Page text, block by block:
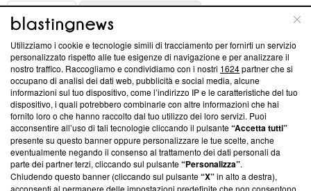
ABOUT
Questa sezione offre informazioni trasparenti su Blasting
News, sui nostri processi editoriali e su come ci impegniamo a
creare news di qualità. Inoltre, afferma la nostra aderenza a
‘Trust Project - News with Integrity’Blasting News non è
ancora membro del programma, ma ha richiesto di farne
parte; Trust Project non ha ancora effettuato una verifica di
conformità agli standard.
Su di noi
Utilizziamo i cookie e tecnologie simili di tracciamento per fornirti un servizio
personalizzato rispetto alle tue esigenze di navigazione e per analizzare il
nostro traffico. Raccogliamo e condividiamo con i nostri 1624partner che si
occupano di analisi dei dati web, pubblicità e social media, alcune
informazioni sul tuo dispositivo, come l’indirizzo IP e le caratteristiche del tuo
dispositivo, i quali potrebbero combinarle con altre informazioni che hai
fornito loro o che hanno raccolto dal tuo utilizzo dei loro servizi. Puoi
acconsentire all’uso di tali tecnologie cliccando il pulsante“Accetta tutti”
presente su questo banner oppure personalizzare le tue scelte, anche
eventualmente negando il consenso al trattamento dei dati personali da
parte dei partner terzi, cliccando sul pulsante“Personalizza”.
Chiudendo questo banner (cliccando sul pulsante“X”in alto a destra),
acconsenti al permanere delle impostazioni predefinite che non consentono